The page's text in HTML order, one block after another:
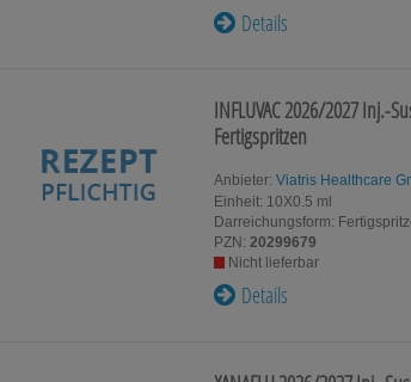
Details
INFLUVAC 2026/2027 Inj.-
Fertigspritzen
Anbieter: Viatris Healthcare
Einheit: 10X0.5 ml
Darreichungsform:
PZN: 20299679
Nicht lieferbar
Details